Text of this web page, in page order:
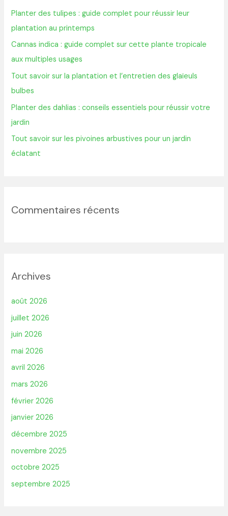
c
h
e
r
:
Planter des tulipes : guide complet pour réussir leur
plantation au printemps
Cannas indica : guide complet sur cette plante tropicale
aux multiples usages
Tout savoir sur la plantation et l’entretien des glaïeuls
bulbes
Planter des dahlias : conseils essentiels pour réussir votre
jardin
Tout savoir sur les pivoines arbustives pour un jardin
éclatant
Commentaires récents
Archives
août 2026
juillet 2026
juin 2026
mai 2026
avril 2026
mars 2026
février 2026
janvier 2026
décembre 2025
novembre 2025
octobre 2025
septembre 2025